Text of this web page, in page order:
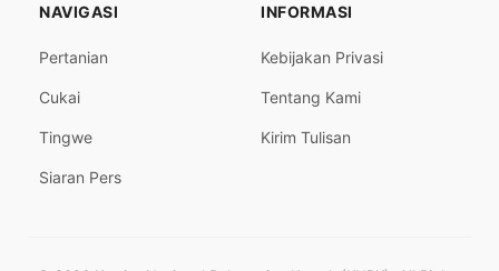
NAVIGASI
Pertanian
Cukai
Tingwe
Siaran Pers
INFORMASI
Kebijakan Privasi
Tentang Kami
Kirim Tulisan